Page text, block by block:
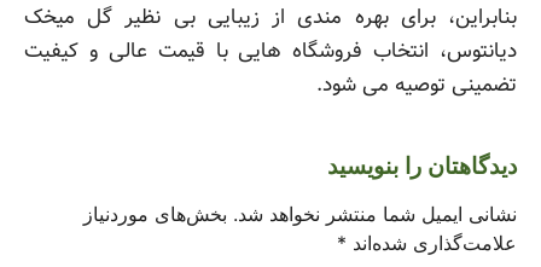
بنابراین، برای بهره مندی از زیبایی بی نظیر گل میخک
دیانتوس، انتخاب فروشگاه هایی با قیمت عالی و کیفیت
تضمینی توصیه می شود.
دیدگاهتان را بنویسید
نشانی ایمیل شما منتشر نخواهد شد. بخش‌های موردنیاز
علامت‌گذاری شده‌اند *